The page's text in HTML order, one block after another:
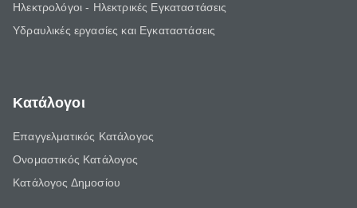
Ηλεκτρολόγοι - Ηλεκτρικές Εγκαταστάσεις
Υδραυλικές εργασίες και Εγκαταστάσεις
Κατάλογοι
Επαγγελματικός Κατάλογος
Ονομαστικός Κατάλογος
Κατάλογος Δημοσίου